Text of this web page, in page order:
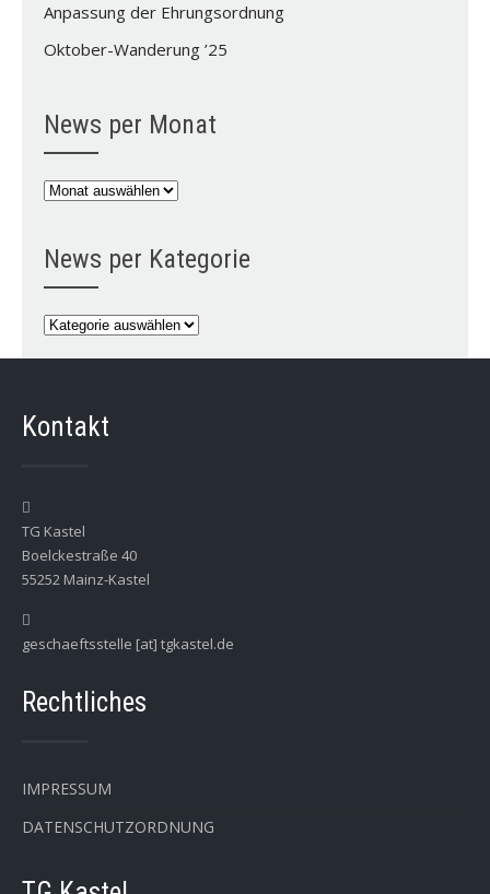
Anpassung der Ehrungsordnung
Oktober-Wanderung ’25
News per Monat
News
News per Kategorie
News
Kontakt
TG Kastel
Boelckestraße 40
55252 Mainz-Kastel
geschaeftsstelle [at] tgkastel.de
Rechtliches
IMPRESSUM
DATENSCHUTZORDNUNG